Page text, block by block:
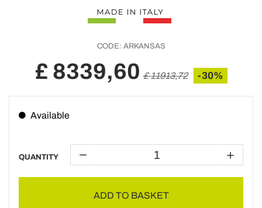
CODE: ARKANSAS
£ 8339,60 £ 11913,72 -30%
Available
QUANTITY
ADD TO BASKET